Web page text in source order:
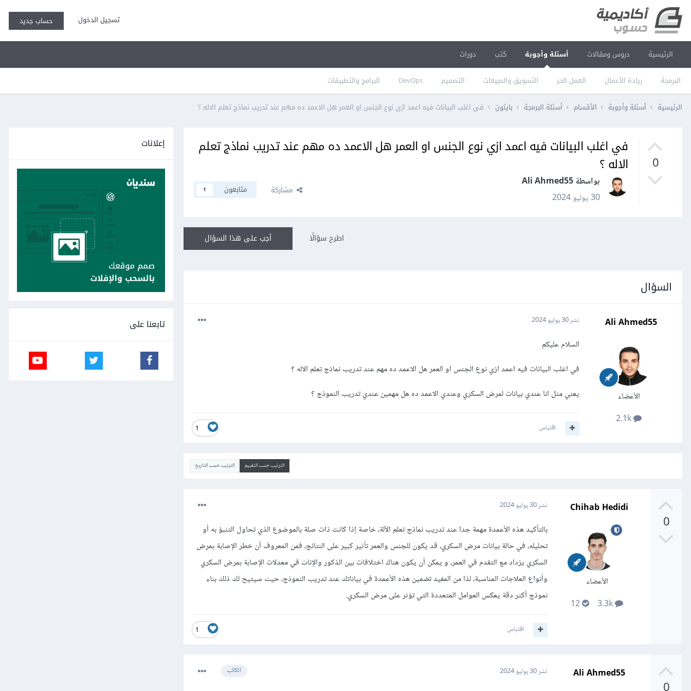
تسجيل الدخول حساب جديد
الرئيسية دروس ومقالات أسئلة وأجوبة
البرمجة ريادة الأعمال العمل الحر التسويق والمبيعات التصميم DevOps البرامج والتطبيقات
كتب دورات
الرئيسية أسئلة وأجوبة الأقسام أسئلة البرمجة بايثون في اغلب البيانات فيه اعمد ازي نوع الجنس او العمر هل الاعمد ده مهم عند تدريب نماذج تعلم الاله ؟
0
في اغلب البيانات فيه اعمد ازي نوع الجنس او العمر هل الاعمد ده مهم عند تدريب نماذج تعلم
الاله ؟
بواسطة Ali Ahmed55
30 يوليو 2024
مشاركة متابعون 1
أجب على هذا السؤال اطرح سؤالًا
السؤال
Ali Ahmed55
الأعضاء
نشر30 يوليو 2024
السلام عليكم
في اغلب البيانات فيه اعمد ازي نوع الجنس او العمر هل الاعمد ده مهم عند تدريب نماذج تعلم الاله ؟
يعني مثل انا عندي بيانات لمرض السكري وعندي الاعمد ده هل مهمين عندي تدريب النموذج ؟
1 اقتباس
الترتيب حسب التقييم الترتيب حسب التاريخ
0
Chihab Hedidi
الأعضاء
نشر30 يوليو 2024
بالتأكيد هذه الأعمدة مهمة جدا عند تدريب نماذج تعلم الآلة، خاصة إذا كانت ذات صلة بالموضوع الذي تحاول التنبؤ به أو
تحليله، في حالة بيانات مرض السكري، قد يكون للجنس والعمر تأثير كبير على النتائج، فمن المعروف أن خطر الإصابة بمرض
السكري يزداد مع التقدم في العمر، و يمكن أن يكون هناك اختلافات بين الذكور والإناث في معدلات الإصابة بمرض السكري
وأنواع العلاجات المناسبة، لذا من المفيد تضمين هذه الأعمدة في بياناتك عند تدريب النموذج، حيث سيتيح لك ذلك بناء
نموذج أكثر دقة يعكس العوامل المتعددة التي تؤثر على مرض السكري.
1 اقتباس
Ali Ahmed55 الكاتب نشر30 يوليو 2024
إعلانات
تابعنا على